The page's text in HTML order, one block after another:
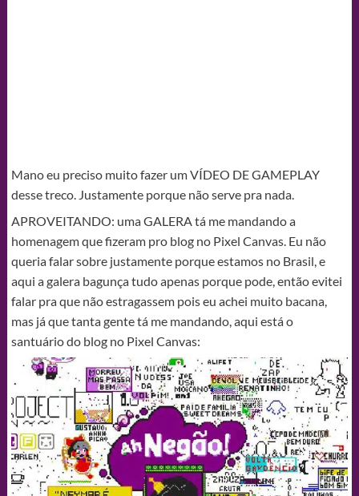
Mano eu preciso muito fazer um VÍDEO DE GAMEPLAY
desse treco. Justamente porque não serve pra nada.
APROVEITANDO: uma GALERA tá me mandando a
homenagem que fizeram pro blog no Pixel Canvas. Eu não
queria falar sobre justamente porque estamos no Brasil, e
aqui a galera bagunça tudo apenas porque pode, então evitei
falar pra que não estragassem pois eu achei muito bacana,
mas já que tanta gente tá me mandando, aqui está o
santuário do blog no Pixel Canvas: